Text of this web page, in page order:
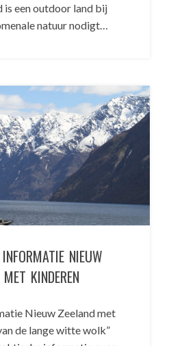
is een outdoor land bij
natuur nodigt…
NIEUW
MET KINDEREN
Nieuw Zeeland met
de lange witte wolk”